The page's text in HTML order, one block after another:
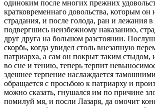
одиноким после многих прежних
кратковременнаго довольства, которым
страдания, и после голода, ран и лежания
подвергшись неизбежному наказанию,
друг друга на большом разстоянии.
скорбь, когда увидел столь внезапную
патриарха, а сам он покрыт таким стыдом,
во сне и тению, теперь терпит
здешнее терпение наслаждается
обращается с просьбою к патриарху и
можно сказать, гнушался им по причине
помилуй мя, и посли Лазаря, да омочит